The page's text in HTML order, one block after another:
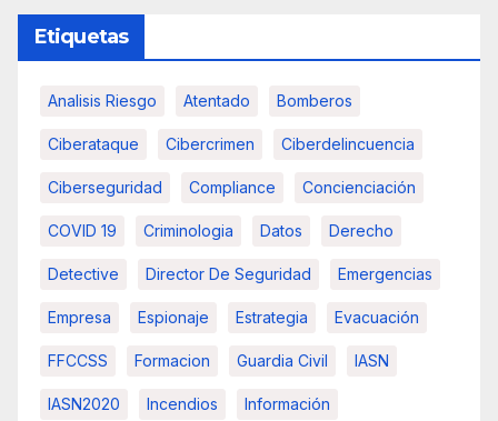
Etiquetas
Analisis Riesgo Atentado Bomberos
Ciberataque Cibercrimen Ciberdelincuencia
Ciberseguridad Compliance Concienciación
COVID 19 Criminologia Datos Derecho
Detective Director De Seguridad Emergencias
Empresa Espionaje Estrategia Evacuación
FFCCSS Formacion Guardia Civil IASN
IASN2020 Incendios Información